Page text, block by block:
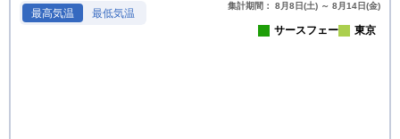
最高気温 最低気温
集計期間： 8月8日(土) ～ 8月14日(金)
サースフェー 東京